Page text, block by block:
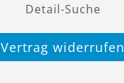
Detail-Suche
Vertrag widerrufen